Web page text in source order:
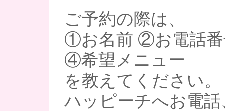
ご予約の際は、
①お名前 ②お電話
④希望メニュー
を教えてください。
ハッピーチへお電